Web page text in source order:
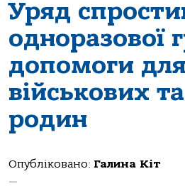
Уряд
одноразової
допомоги для
військових
родин
Опубліковано: Галина Кіт
—